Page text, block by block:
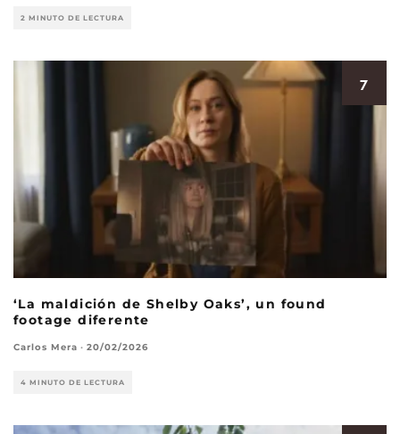
2 MINUTO DE LECTURA
7
‘La maldición de Shelby Oaks’, un found
footage diferente
Carlos Mera · 20/02/2026
4 MINUTO DE LECTURA